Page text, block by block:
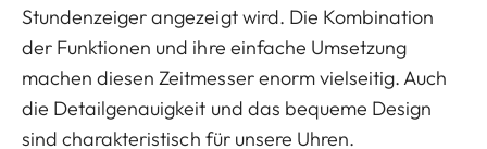
Stundenzeiger angezeigt wird. Die Kombination
der Funktionen und ihre einfache Umsetzung
machen diesen Zeitmesser enorm vielseitig. Auch
die Detailgenauigkeit und das bequeme Design
sind charakteristisch für unsere Uhren.